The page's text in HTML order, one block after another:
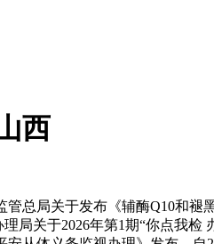
西
局关于发布《辅酶Q10和褪
局关于2026年第1期“你点我